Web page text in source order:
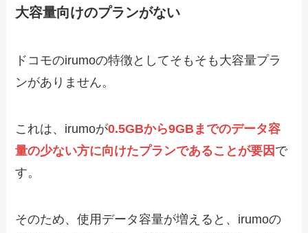
大容量向けのプランがない
ドコモのirumoの特徴としてそもそも大容量プラ
ンがありません。
これは、irumoが0.5GBから9GBまでのデータ容
量の少ない方に向けたプランであることが要因 で
す。
そのため、使用データ容量が増えると、irumoの